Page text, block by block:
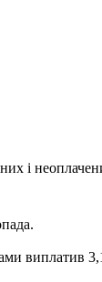
виплатив